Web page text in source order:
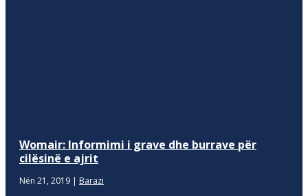
Womair: Informimi i grave dhe burrave për
cilësinë e ajrit
Nën 21, 2019 | Barazi